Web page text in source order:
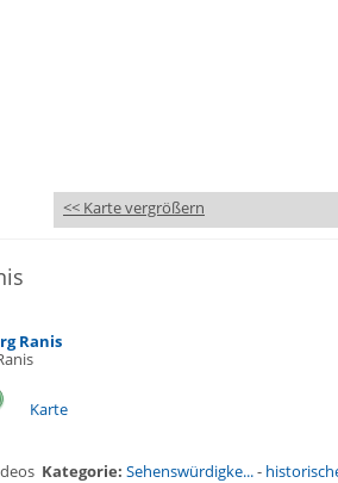
<< Karte vergrößern
Ranis
Karte
Kategorie: Sehenswürdigke...-